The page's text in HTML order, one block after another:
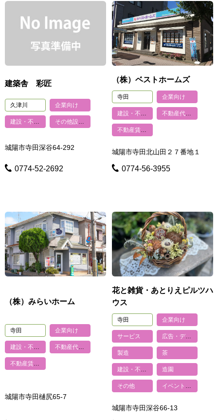
建築舎 彩匠
久津川 企業向け
城陽市寺田深谷64-292
0774-52-2692
（株）ベストホームズ
寺田 企業向け
城陽市寺田北山田２７番地１
0774-56-3955
（株）みらいホーム
寺田 企業向け
城陽市寺田樋尻65-7
花と雑貨・あとりえピルツハ
ウス
寺田 企業向け
サービス 広告・デザイン
製造 茶
建設・不動産 造園
その他 イベント企画・制作
城陽市寺田深谷66-13